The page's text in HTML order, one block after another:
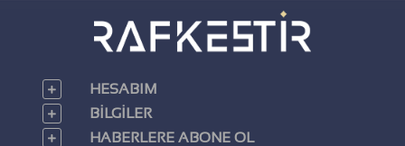
HESABIM
BILGILER
HABERLERE ABONE OL